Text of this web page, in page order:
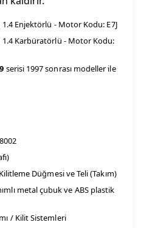
Enjektörlü - Motor Kodu: E7J
1.4 Karbüratörlü - Motor Kodu:
serisi 1997 sonrası modeller ile
Düğmesi ve Teli (Takım)
metal çubuk ve ABS plastik
/ Kilit Sistemleri